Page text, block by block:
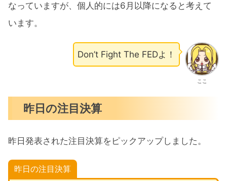
なっていますが、個人的には6月以降になると考えて
います。
ここ
Don’t Fight The FEDよ！
昨日の注目決算
昨日発表された注目決算をピックアップしました。
昨日の注目決算